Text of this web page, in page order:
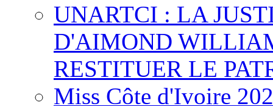
UNARTCI : LA
D'AIMOND
RESTITUER LE
Miss Côte d'Ivoire